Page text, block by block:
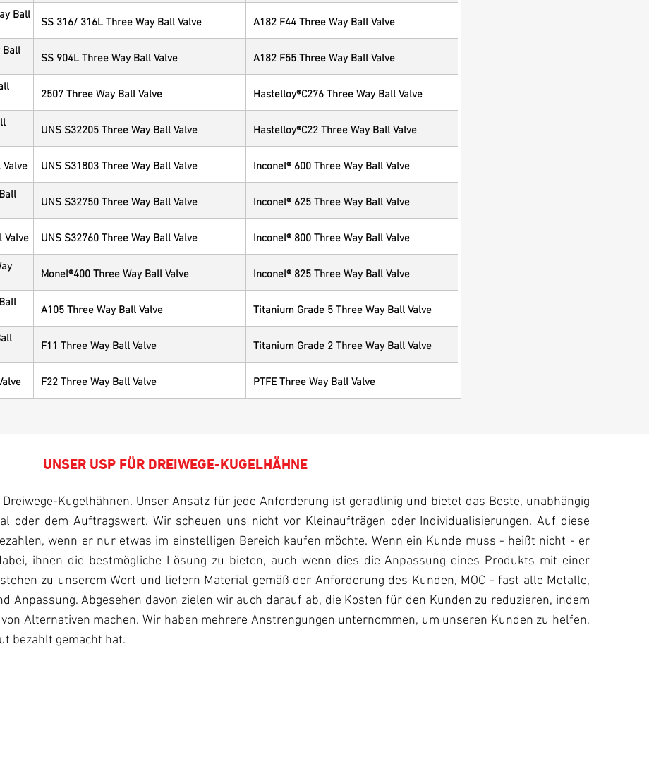
Ball
SS 316/ 316L Three Way Ball Valve
A182 F44 Three Way Ball Valve
Ball
SS 904L Three Way Ball Valve
A182 F55 Three Way Ball Valve
2507 Three Way Ball Valve
Hastelloy®C276 Three Way Ball Valve
UNS S32205 Three Way Ball Valve Hastelloy®C22 Three Way Ball Valve
UNS S31803 Three Way Ball Valve
Inconel® 600 Three Way Ball Valve
UNS S32750 Three Way Ball Valve Inconel® 625 Three Way Ball Valve
Valve UNS S32760 Three Way Ball Valve
Inconel® 800 Three Way Ball Valve
Monel®400 Three Way Ball Valve
Inconel® 825 Three Way Ball Valve
A105 Three Way Ball Valve
Titanium Grade 5 Three Way Ball Valve
F11 Three Way Ball Valve Titanium Grade 2 Three Way Ball Valve
F22 Three Way Ball Valve PTFE Three Way Ball Valve
UNSER USP FÜR DREIWEGE-KUGELHÄHNE
Kugelhähnen. Unser Ansatz für jede Anforderung ist geradlinig und bietet das Beste, unabhängig
oder dem Auftragswert. Wir scheuen uns nicht vor Kleinaufträgen oder Individualisierungen. Auf diese
wenn er nur etwas im einstelligen Bereich kaufen möchte. Wenn ein Kunde muss - heißt nicht - er
ihnen die bestmögliche Lösung zu bieten, auch wenn dies die Anpassung eines Produkts mit einer
zu unserem Wort und liefern Material gemäß der Anforderung des Kunden, MOC - fast alle Metalle,
Anpassung. Abgesehen davon zielen wir auch darauf ab, die Kosten für den Kunden zu reduzieren, indem
Alternativen machen. Wir haben mehrere Anstrengungen unternommen, um unseren Kunden zu helfen,
bezahlt gemacht hat.